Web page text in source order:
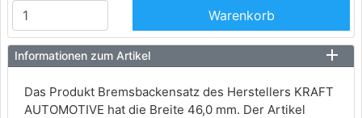
Warenkorb
Informationen zum Artikel
Das Produkt Bremsbackensatz des Herstellers KRAFT
AUTOMOTIVE hat die Breite 46,0 mm. Der Artikel